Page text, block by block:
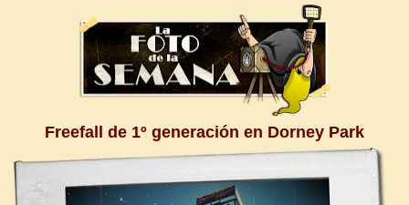
Freefall de 1º generación en Dorney Park